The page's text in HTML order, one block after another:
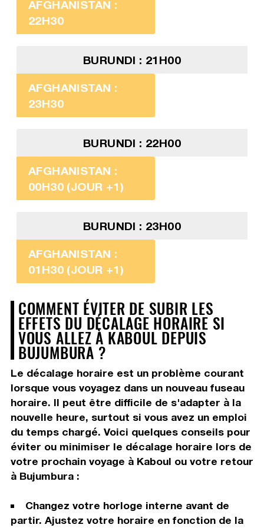
AFGHANISTAN :
22H30
BURUNDI : 21H00
AFGHANISTAN :
23H30
BURUNDI : 22H00
AFGHANISTAN :
00H30 (JOUR +1)
BURUNDI : 23H00
AFGHANISTAN :
01H30 (JOUR +1)
COMMENT ÉVITER DE SUBIR LES
EFFETS DU DÉCALAGE HORAIRE SI
VOUS ALLEZ À KABOUL DEPUIS
BUJUMBURA ?
Le décalage horaire est un problème courant
lorsque vous voyagez dans un nouveau fuseau
horaire. Il peut être difficile de s'adapter à la
nouvelle heure, surtout si vous avez un emploi
du temps chargé. Voici quelques conseils pour
éviter ou minimiser le décalage horaire lors de
votre prochain voyage à Kaboul ou votre retour
à Bujumbura :
Changez votre horloge interne avant de
partir. Ajustez votre horaire en fonction de la